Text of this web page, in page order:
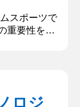
スポーツで
重要性を学
、特にソフ
ロジ